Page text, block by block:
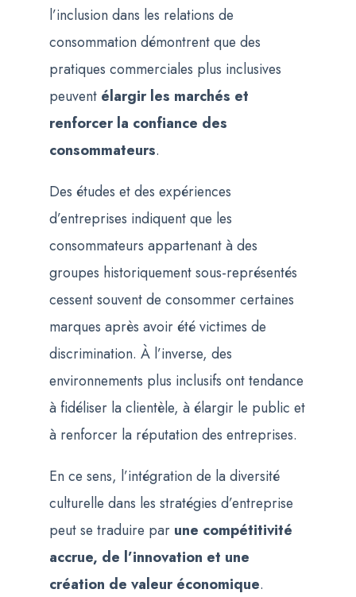
l’inclusion dans les relations de
consommation démontrent que des
pratiques commerciales plus inclusives
peuvent élargir les marchés et
renforcer la confiance des
consommateurs.
Des études et des expériences
d’entreprises indiquent que les
consommateurs appartenant à des
groupes historiquement sous-représentés
cessent souvent de consommer certaines
marques après avoir été victimes de
discrimination. À l’inverse, des
environnements plus inclusifs ont tendance
à fidéliser la clientèle, à élargir le public et
à renforcer la réputation des entreprises.
En ce sens, l’intégration de la diversité
culturelle dans les stratégies d’entreprise
peut se traduire par une compétitivité
accrue, de l’innovation et une
création de valeur économique.